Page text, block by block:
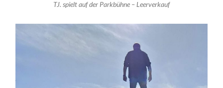
TJ. spielt auf der Parkbühne – Leerverkauf